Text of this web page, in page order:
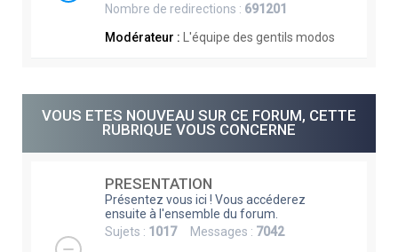
Nombre de redirections : 691201
Modérateur :
L'équipe des gentils modos
VOUS ETES NOUVEAU SUR CE FORUM, CETTE
RUBRIQUE VOUS CONCERNE
PRESENTATION
Présentez vous ici ! Vous accéderez
ensuite à l'ensemble du forum.
Sujets : 1017Messages : 7042